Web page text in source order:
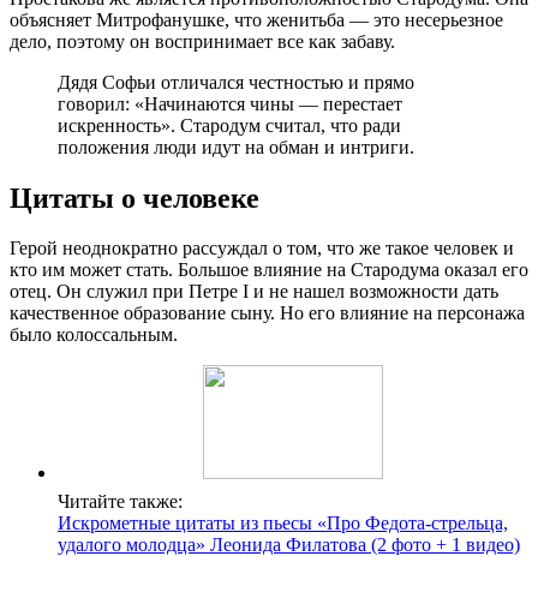
объясняет Митрофанушке, что женитьба — это несерьезное
дело, поэтому он воспринимает все как забаву.
Дядя Софьи отличался честностью и прямо
говорил: «Начинаются чины — перестает
искренность». Стародум считал, что ради
положения люди идут на обман и интриги.
Цитаты о человеке
Герой неоднократно рассуждал о том, что же такое человек и
кто им может стать. Большое влияние на Стародума оказал его
отец. Он служил при Петре I и не нашел возможности дать
качественное образование сыну. Но его влияние на персонажа
было колоссальным.
Читайте также:
Искрометные цитаты из пьесы «Про Федота-стрельца,
удалого молодца» Леонида Филатова (2 фото + 1 видео)